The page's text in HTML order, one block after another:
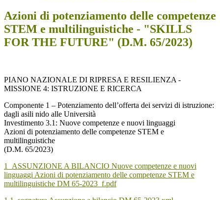
Azioni di potenziamento delle competenze
STEM e multilinguistiche - "SKILLS
FOR THE FUTURE" (D.M. 65/2023)
PIANO NAZIONALE DI RIPRESA E RESILIENZA -
MISSIONE 4: ISTRUZIONE E RICERCA
Componente 1 – Potenziamento dell’offerta dei servizi di istruzione:
dagli asili nido alle Università
Investimento 3.1: Nuove competenze e nuovi linguaggi
Azioni di potenziamento delle competenze STEM e
multilinguistiche
(D.M. 65/2023)
1_ASSUNZIONE A BILANCIO Nuove competenze e nuovi
linguaggi Azioni di potenziamento delle competenze STEM e
multilinguistiche DM 65-2023_f.pdf